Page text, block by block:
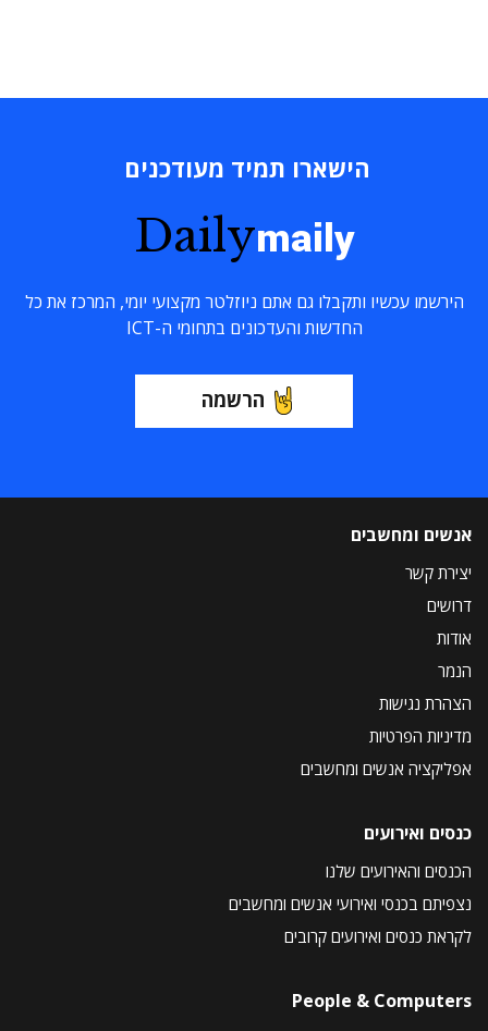
הישארו תמיד מעודכנים
Dailymaily
הירשמו עכשיו ותקבלו גם אתם ניוזלטר מקצועי יומי, המרכז את כל
החדשות והעדכונים בתחומי ה-ICT
הרשמה
אנשים ומחשבים
יצירת קשר
דרושים
אודות
הנמר
הצהרת נגישות
מדיניות הפרטיות
אפליקציה אנשים ומחשבים
כנסים ואירועים
הכנסים והאירועים שלנו
נצפיתם בכנסי ואירועי אנשים ומחשבים
לקראת כנסים ואירועים קרובים
People & Computers